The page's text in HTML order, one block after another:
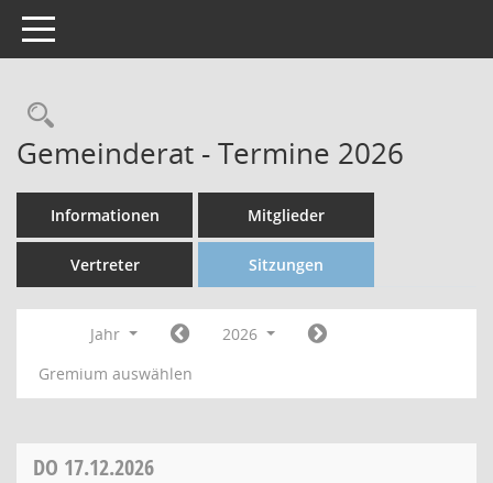
Toggle navigation
Gemeinderat - Termine 2026
Informationen Mitglieder
Vertreter Sitzungen
Jahr
2026
Gremium auswählen
DO 17.12.2026